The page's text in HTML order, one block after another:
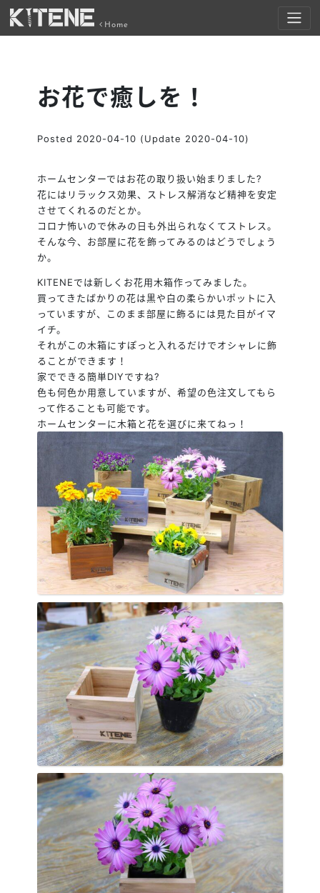
Home
お花で癒しを！
Posted 2020-04-10 (Update 2020-04-10)
ホームセンターではお花の取り扱い始まりました?
花にはリラックス効果、ストレス解消など精神を安定
させてくれるのだとか。
コロナ怖いので休みの日も外出られなくてストレス。
そんな今、お部屋に花を飾ってみるのはどうでしょう
か。
KITENEでは新しくお花用木箱作ってみました。
買ってきたばかりの花は黒や白の柔らかいポットに入
っていますが、このまま部屋に飾るには見た目がイマ
イチ。
それがこの木箱にすぽっと入れるだけでオシャレに飾
ることができます！
家でできる簡単DIYですね?
色も何色か用意していますが、希望の色注文してもら
って作ることも可能です。
ホームセンターに木箱と花を選びに来てねっ！